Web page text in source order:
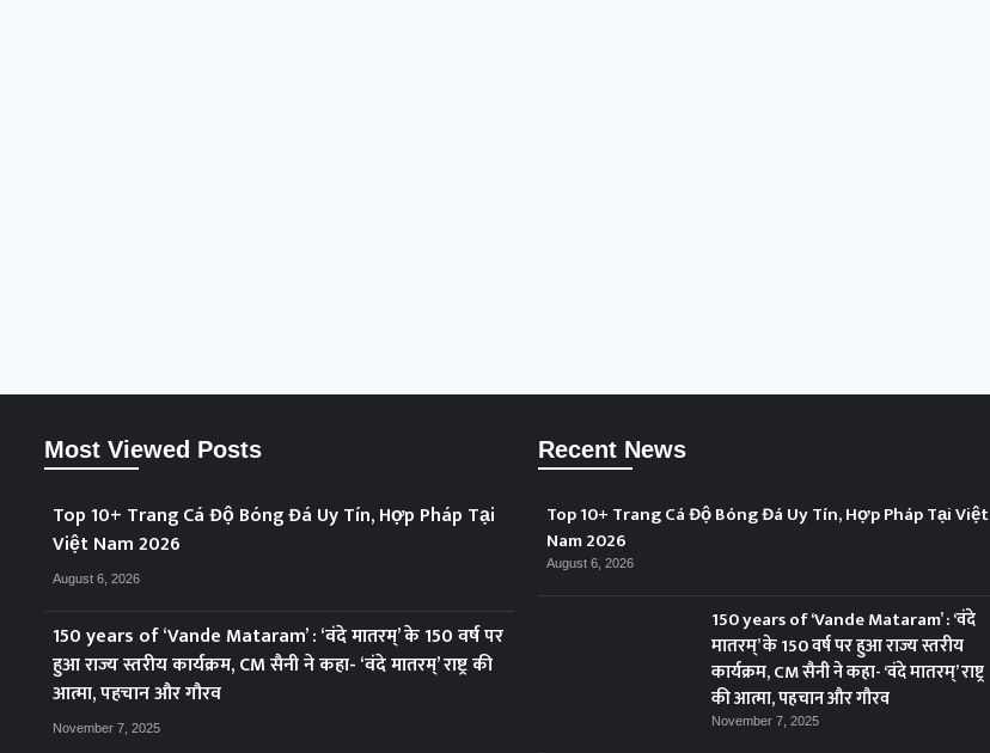
Most Viewed Posts
Top 10+ Trang Cá Độ Bóng Đá Uy Tín, Hợp Pháp Tại
Việt Nam 2026
August 6, 2026
150 years of ‘Vande Mataram’ : ‘वंदे मातरम्’ के 150 वर्ष पर
हुआ राज्य स्तरीय कार्यक्रम, CM सैनी ने कहा- ‘वंदे मातरम्’ राष्ट्र की
आत्मा, पहचान और गौरव
November 7, 2025
Recent News
Top 10+ Trang Cá Độ Bóng Đá Uy Tín, Hợp Pháp Tại Việt
Nam 2026
August 6, 2026
150 years of ‘Vande Mataram’ : ‘वंदे
मातरम्’ के 150 वर्ष पर हुआ राज्य स्तरीय
कार्यक्रम, CM सैनी ने कहा- ‘वंदे मातरम्’ राष्ट्र
की आत्मा, पहचान और गौरव
November 7, 2025